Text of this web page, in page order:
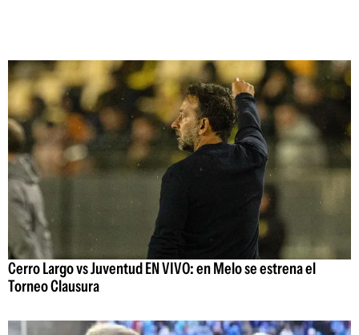
Cerro Largo vs Juventud EN VIVO: en Melo se estrena el
Torneo Clausura